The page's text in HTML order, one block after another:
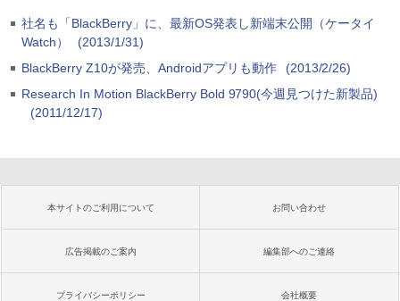
社名も「BlackBerry」に、最新OS発表し新端末公開（ケータイ
Watch）
(2013/1/31)
BlackBerry Z10が発売、Androidアプリも動作
(2013/2/26)
Research In Motion BlackBerry Bold 9790(今週見つけた新製品)
(2011/12/17)
本サイトのご利用について お問い合わせ
広告掲載のご案内 編集部へのご連絡
プライバシーポリシー 会社概要